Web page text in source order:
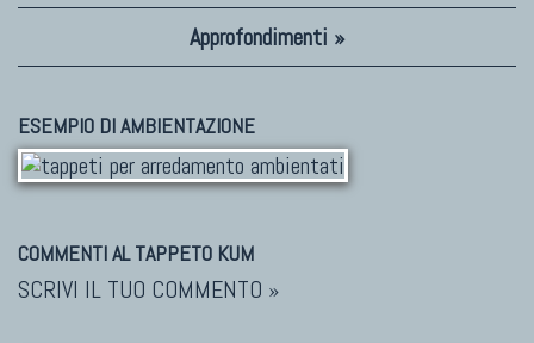
Approfondimenti »
ESEMPIO DI AMBIENTAZIONE
COMMENTI AL TAPPETO KUM
SCRIVI IL TUO COMMENTO »